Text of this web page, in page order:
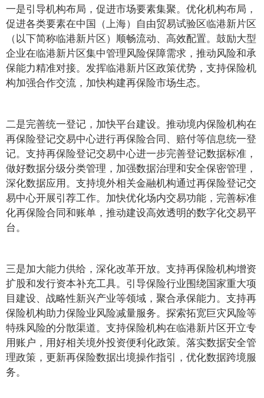
一是引导机构布局，促进市场要素集聚。优化机构布局，
促进各类要素在中国（上海）自由贸易试验区临港新片区
（以下简称临港新片区）顺畅流动、高效配置。鼓励大型
企业在临港新片区集中管理风险保障需求，推动风险和承
保能力精准对接。发挥临港新片区政策优势，支持保险机
构加强合作交流，加快构建再保险市场生态。
二是完善统一登记，加快平台建设。推动境内保险机构在
再保险登记交易中心进行再保险合同、赔付等信息统一登
记。支持再保险登记交易中心进一步完善登记数据标准，
做好数据分级分类管理，加强数据治理和安全保密管理，
深化数据应用。支持境外相关金融机构通过再保险登记交
易中心开展引荐工作。加快优化场内交易功能，完善标准
化再保险合同和账单，推动建设高效透明的数字化交易平
台。
三是加大能力供给，深化改革开放。支持再保险机构增资
扩股和发行资本补充工具。引导保险行业围绕国家重大项
目建设、战略性新兴产业等领域，聚合承保能力。支持再
保险机构助力保险业风险减量服务。探索拓宽巨灾风险等
特殊风险的分散渠道。支持保险机构在临港新片区开立专
用账户，用好相关境外投资便利化政策。落实数据安全管
理政策，更新再保险数据出境操作指引，优化数据跨境服
务。